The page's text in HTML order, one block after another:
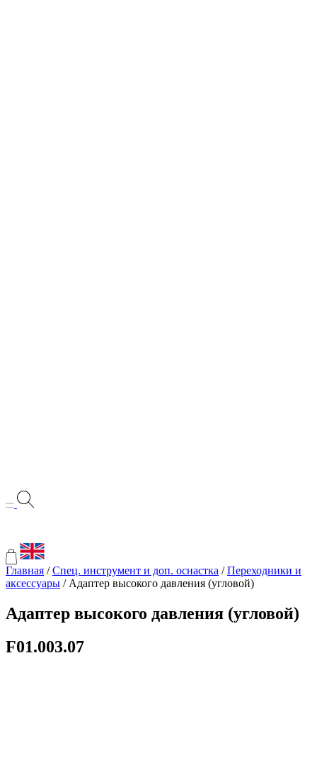
Главная /Спец. инструмент и доп. оснастка /Переходники и
аксессуары / Адаптер высокого давления (угловой)
Адаптер высокого давления (угловой)
F01.003.07